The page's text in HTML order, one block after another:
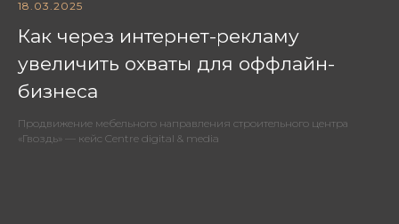
18.03.2025
Как через интернет-рекламу
увеличить охваты для оффлайн-
бизнеса
Продвижение мебельного направления строительного центра
«Гвоздь» — кейс Centre digital & media